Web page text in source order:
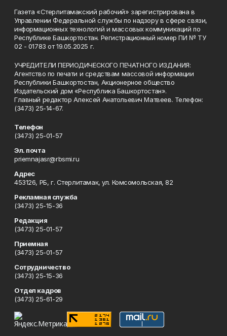
Газета «Стерлитамакский рабочий» зарегистрирована в
Управлении Федеральной службы по надзору в сфере связи,
информационных технологий и массовых коммуникаций по
Республике Башкортостан. Регистрационный номер ПИ № ТУ
02 - 01783 от 19.05.2025 г.
УЧРЕДИТЕЛИ ПЕРИОДИЧЕСКОГО ПЕЧАТНОГО ИЗДАНИЯ:
Агентство по печати и средствам массовой информации
Республики Башкортостан, Акционерное общество
Издательский дом «Республика Башкортостан».
Главный редактор Алексей Анатольевич Матвеев. Телефон:
(3473) 25-14-67.
Телефон
(3473) 25-01-57
Эл. почта
priemnajasr@rbsmi.ru
Адрес
453126, РБ, г. Стерлитамак, ул. Комсомольская, 82
Рекламная служба
(3473) 25-15-36
Редакция
(3473) 25-01-57
Приемная
(3473) 25-01-57
Сотрудничество
(3473) 25-15-36
Отдел кадров
(3473) 25-61-29